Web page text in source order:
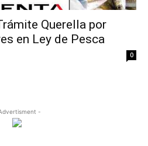
Querella por
en Ley de Pesca
0
-